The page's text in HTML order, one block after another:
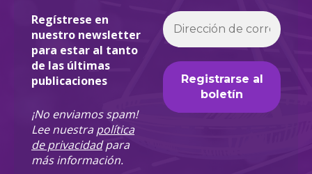
Regístrese en
nuestro newsletter
para estar al tanto
de las últimas
publicaciones
¡No enviamos spam!
Lee nuestrapolítica
de privacidadpara
más información.